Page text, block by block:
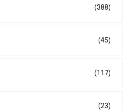
(388)
(45)
(117)
(23)